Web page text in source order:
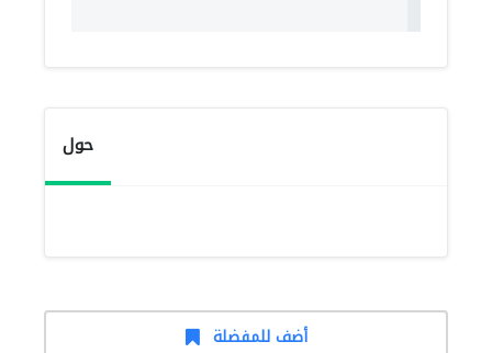
حول
أضف للمفضلة